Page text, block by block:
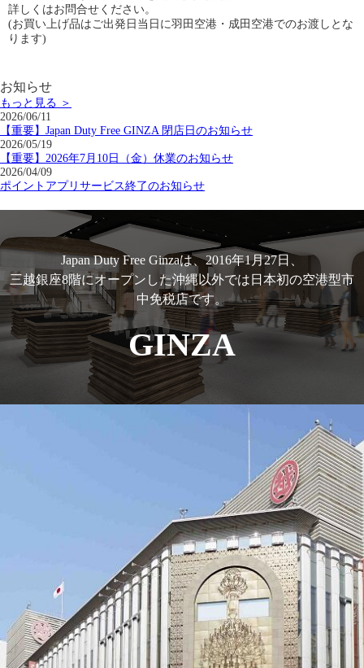
詳しくはお問合せください。
(お買い上げ品はご出発日当日に羽田空港・成田空港でのお渡しとな
ります)
お知らせ
もっと見る ＞
2026/06/11
【重要】Japan Duty Free GINZA 閉店日のお知らせ
2026/05/19
【重要】2026年7月10日（金）休業のお知らせ
2026/04/09
ポイントアプリサービス終了のお知らせ
Japan Duty Free Ginzaは、2016年1月27日、
三越銀座8階にオープンした沖縄以外では日本初の空港型市
中免税店です。
GINZA